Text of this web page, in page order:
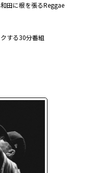
田に根を張るReggae
する30分番組